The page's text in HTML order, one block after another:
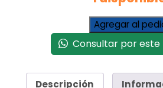
Base
Canasto
Lavarropas
-
Agregar al
Consultar por
Descripción